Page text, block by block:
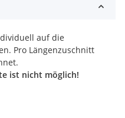
auf die
Pro Längenzuschnitt
ist nicht möglich!